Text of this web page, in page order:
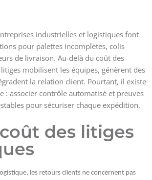
industrielles et logistiques font
pour palettes incomplètes, colis
de livraison. Au-delà du coût des
mobilisent les équipes, génèrent des
la relation client. Pourtant, il existe
: associer contrôle automatisé et preuves
pour sécuriser chaque expédition.
des litiges
les retours clients ne concernent pas